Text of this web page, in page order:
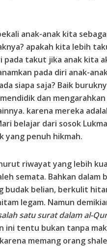
anak-anak kita
apakah kita lebih
pada takut jika anak kita
pada diri anak-
siapa saja? Baik
dan
karena mereka
belajar dari sosok
yang penuh hikmah.
riwayat yang lebih
semata. Bahkan dalam
budak belian, berkulit
legam. Namun
satu surat dalam al-
ini tentu bukan tanpa
memang orang